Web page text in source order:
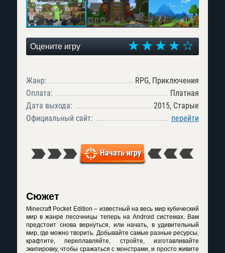
Оцените игру
Жанр:
RPG, Приключения
Оплата:
Платная
Дата выхода:
2015, Старые
Официальный сайт:
перейти
Начать игру
Сюжет
Minecraft Pocket Edition – известный на весь мир кубический
мир в жанре песочницы теперь на Android системах. Вам
предстоит снова вернуться, или начать, в удивительный
мир, где можно творить. Добывайте самые разные ресурсы,
крафтите, переплавляйте, стройте, изготавливайте
экипировку, чтобы сражаться с монстрами, и просто живите